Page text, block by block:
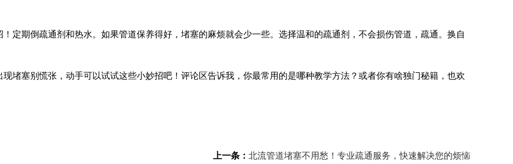
定期倒疏通剂和热水。如果管道保养得好，堵塞的麻烦就会少一些。选择温和的疏通剂，不会损伤管道，疏通。换自
堵塞别慌张，动手可以试试这些小妙招吧！评论区告诉我，你最常用的是哪种教学方法？或者你有啥独门秘籍，也欢
上一条： 北流管道堵塞不用愁！专业疏通服务，快速解决您的烦恼